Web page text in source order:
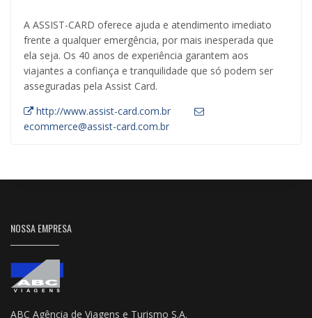
A ASSIST-CARD oferece ajuda e atendimento imediato
frente a qualquer emergência, por mais inesperada que
ela seja. Os 40 anos de experiência garantem aos
viajantes a confiança e tranquilidade que só podem ser
asseguradas pela Assist Card.
http://www.assist-card.com.br
ecommerce@assist-card.com.br
NOSSA EMPRESA
ABC Agência de Viagens e Turismo S.A.